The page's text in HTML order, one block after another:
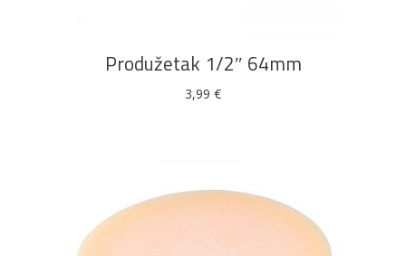
Produžetak 1/2″ 64mm
3,99 €